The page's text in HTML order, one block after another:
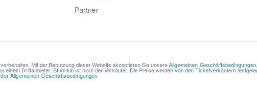
Partner
Mit der Benutzung dieser Website akzeptieren Sie unsereAllgemeinen Geschäftsbedingungen,
einem Drittanbieter; StubHub ist nicht der Verkäufer. Die Preise werden von den Ticketverkäufern
Allgemeinen Geschäftsbedingungen